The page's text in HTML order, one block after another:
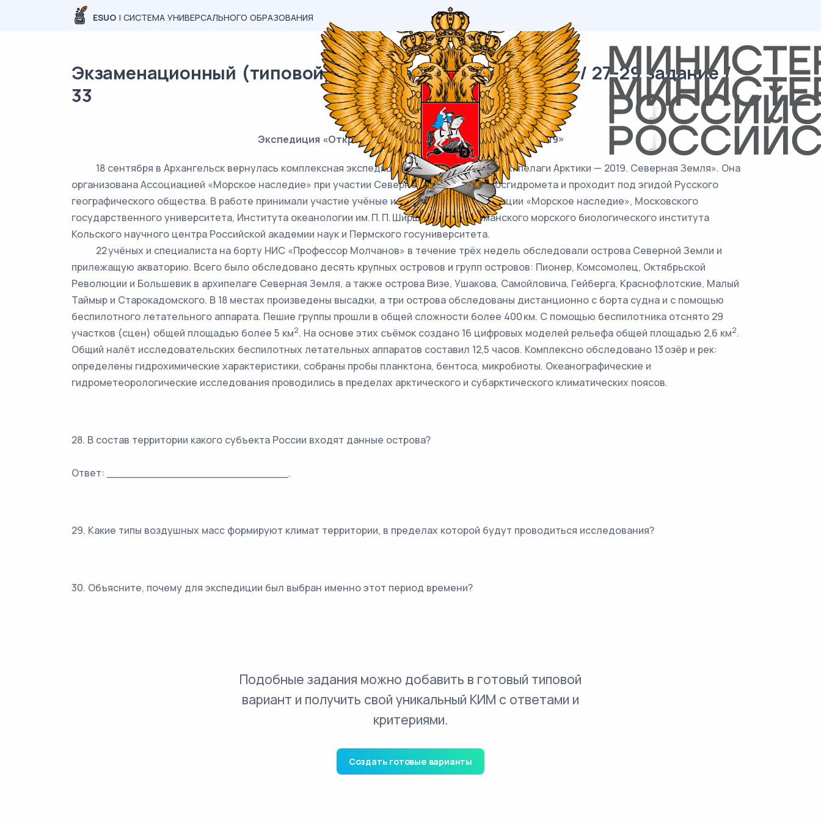
ESUO | СИСТЕМА УНИВЕРСАЛЬНОГО ОБРАЗОВАНИЯ
Экзаменационный (типовой) материал ОГЭ / География / 27-29 задание /
33
Экспедиция «Открытый океан: архипелаги Арктики — 2019»
18 сентября в Архангельск вернулась комплексная экспедиция «Открытый океан: архипелаги Арктики — 2019. Северная Земля». Она
организована Ассоциацией «Морское наследие» при участии Северного управления Росгидромета и проходит под эгидой Русского
географического общества. В работе принимали участие учёные и специалисты Ассоциации «Морское наследие», Московского
государственного университета, Института океанологии им. П. П. Ширшова РАН, Мурманского морского биологического института
Кольского научного центра Российской академии наук и Пермского госуниверситета.
22 учёных и специалиста на борту НИС «Профессор Молчанов» в течение трёх недель обследовали острова Северной Земли и
прилежащую акваторию. Всего было обследовано десять крупных островов и групп островов: Пионер, Комсомолец, Октябрьской
Революции и Большевик в архипелаге Северная Земля, а также острова Визе, Ушакова, Самойловича, Гейберга, Краснофлотские, Малый
Таймыр и Старокадомского. В 18 местах произведены высадки, а три острова обследованы дистанционно с борта судна и с помощью
беспилотного летательного аппарата. Пешие группы прошли в общей сложности более 400 км. С помощью беспилотника отснято 29
участков (сцен) общей площадью более 5 км2. На основе этих съёмок создано 16 цифровых моделей рельефа общей площадью 2,6 км2.
Общий налёт исследовательских беспилотных летательных аппаратов составил 12,5 часов. Комплексно обследовано 13 озёр и рек:
определены гидрохимические характеристики, собраны пробы планктона, бентоса, микробиоты. Океанографические и
гидрометеорологические исследования проводились в пределах арктического и субарктического климатических поясов.
28. В состав территории какого субъекта России входят данные острова?
Ответ: ___________________________.
29. Какие типы воздушных масс формируют климат территории, в пределах которой будут проводиться исследования?
30. Объясните, почему для экспедиции был выбран именно этот период времени?
Подобные задания можно добавить в готовый типовой
вариант и получить свой уникальный КИМ с ответами и
критериями.
Создать готовые варианты